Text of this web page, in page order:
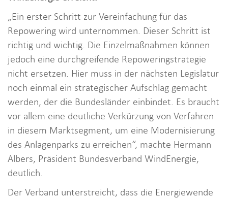
„Ein erster Schritt zur Vereinfachung für das
Repowering wird unternommen. Dieser Schritt ist
richtig und wichtig. Die Einzelmaßnahmen können
jedoch eine durchgreifende Repoweringstrategie
nicht ersetzen. Hier muss in der nächsten Legislatur
noch einmal ein strategischer Aufschlag gemacht
werden, der die Bundesländer einbindet. Es braucht
vor allem eine deutliche Verkürzung von Verfahren
in diesem Marktsegment, um eine Modernisierung
des Anlagenparks zu erreichen“, machte Hermann
Albers, Präsident Bundesverband WindEnergie,
deutlich.
Der Verband unterstreicht, dass die Energiewende